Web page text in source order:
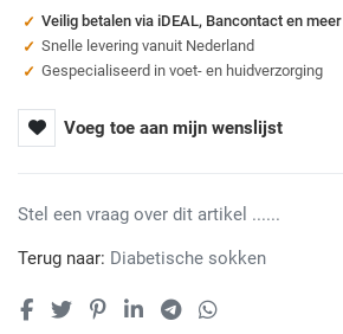
Veilig betalen via iDEAL, Bancontact en meer
Snelle levering vanuit Nederland
Gespecialiseerd in voet- en huidverzorging
Voeg toe aan mijn wenslijst
Stel een vraag over dit artikel ......
Terug naar: Diabetische sokken